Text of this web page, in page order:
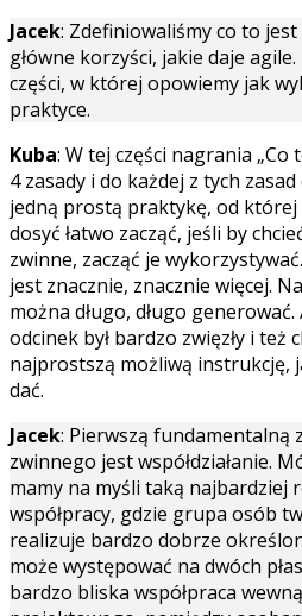
Jacek: Zdefiniowaliśmy co to
główne korzyści, jakie daje
części, w której opowiemy jak
praktyce.
Kuba: W tej części nagrania „Co
4 zasady i do każdej z tych
jedną prostą praktykę, od której
dosyć łatwo zacząć, jeśli by
zwinne, zacząć je
jest znacznie, znacznie więcej.
można długo, długo
odcinek był bardzo zwięzły i też
najprostszą możliwą instrukcję,
dać.
Jacek: Pierwszą fundamentalną
zwinnego jest współdziałanie.
mamy na myśli taką najbardziej
współpracy, gdzie grupa osób
realizuje bardzo dobrze
może występować na dwóch
bardzo bliska współpraca